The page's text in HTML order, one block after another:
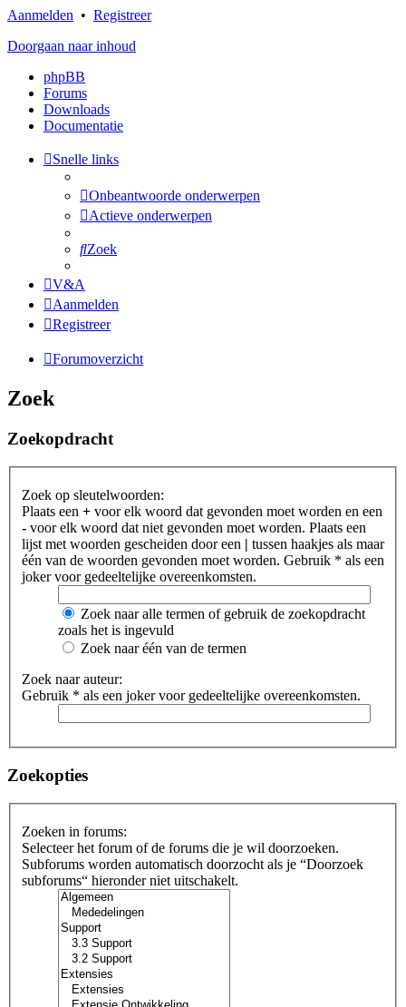
Aanmelden • Registreer
Doorgaan naar inhoud
phpBB
Forums
Downloads
Documentatie
Snelle links
Onbeantwoorde onderwerpen
Actieve onderwerpen
Zoek
V&A
Aanmelden
Registreer
Forumoverzicht
Zoek
Zoekopdracht
Zoek op sleutelwoorden:
Plaats een + voor elk woord dat gevonden moet worden en een
- voor elk woord dat niet gevonden moet worden. Plaats een
lijst met woorden gescheiden door een | tussen haakjes als maar
één van de woorden gevonden moet worden. Gebruik * als een
joker voor gedeeltelijke overeenkomsten.
Zoek naar alle termen of gebruik de zoekopdracht
zoals het is ingevuld
Zoek naar één van de termen
Zoek naar auteur:
Gebruik * als een joker voor gedeeltelijke overeenkomsten.
Zoekopties
Zoeken in forums:
Selecteer het forum of de forums die je wil doorzoeken.
Subforums worden automatisch doorzocht als je “Doorzoek
subforums“ hieronder niet uitschakelt.